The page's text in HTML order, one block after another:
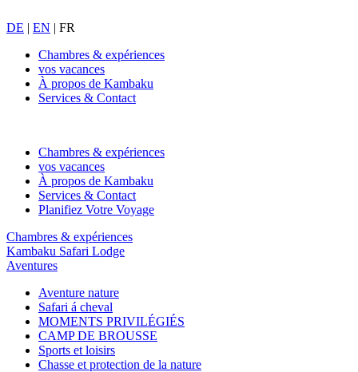
DE | EN | FR
Chambres & expériences
vos vacances
À propos de Kambaku
Services & Contact
Chambres & expériences
vos vacances
À propos de Kambaku
Services & Contact
Planifiez Votre Voyage
Chambres & expériences
Kambaku Safari Lodge
Aventures
Aventure nature
Safari á cheval
MOMENTS PRIVILÉGIÉS
CAMP DE BROUSSE
Sports et loisirs
Chasse et protection de la nature